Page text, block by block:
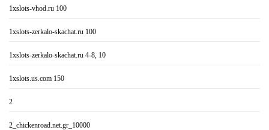
1xslots-vhod.ru 100
1xslots-zerkalo-skachat.ru 100
1xslots-zerkalo-skachat.ru 4-8, 10
1xslots.us.com 150
2
2_chickenroad.net.gr_10000